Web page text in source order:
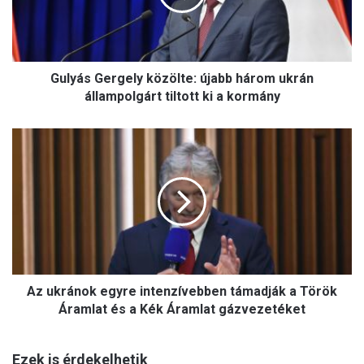
s
G
e
r
y
Gulyás Gergely közölte: újabb három ukrán
állampolgárt tiltott ki a kormány
k
e
Az ukránok egyre intenzívebben támadják a Török
Áramlat és a Kék Áramlat gázvezetéket
Ezek is érdekelhetik